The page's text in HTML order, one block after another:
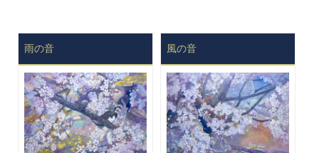
雨の音 風の音